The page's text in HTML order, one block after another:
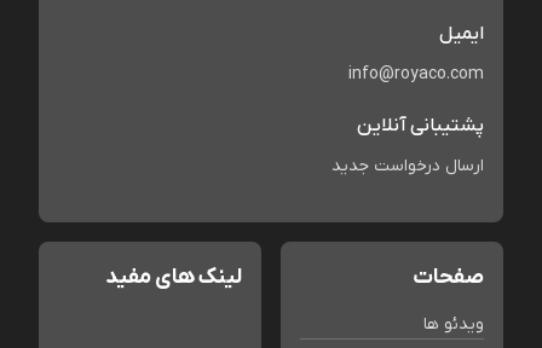
ایمیل
info@royaco.com
پشتیبانی آنلاین
ارسال درخواست جدید
صفحات
ویدئو ها
لینک های مفید